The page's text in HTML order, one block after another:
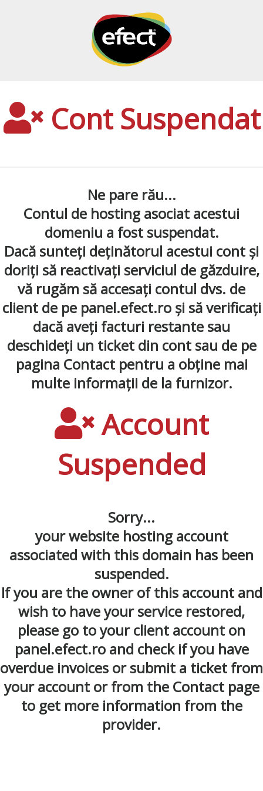
Cont Suspendat
Ne pare rău...
Contul de hosting asociat acestui
domeniu a fost suspendat.
Dacă sunteți deținătorul acestui cont și
doriți să reactivați serviciul de găzduire,
vă rugăm să accesați contul dvs. de
client de pe panel.efect.ro și să verificați
dacă aveți facturi restante sau
deschideți un ticket din cont sau de pe
pagina Contact pentru a obține mai
multe informații de la furnizor.
Account
Suspended
Sorry...
your website hosting account
associated with this domain has been
suspended.
If you are the owner of this account and
wish to have your service restored,
please go to your client account on
panel.efect.ro and check if you have
overdue invoices or submit a ticket from
your account or from the Contact page
to get more information from the
provider.